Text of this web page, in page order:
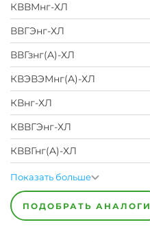
КВВМнг-ХЛ
ВВГЭнг-ХЛ
ВВГзнг(A)-ХЛ
КВЭВЭМнг(A)-ХЛ
КВнг-ХЛ
КВВГЭнг-ХЛ
КВВГнг(A)-ХЛ
Показать больше
ПОДОБРАТЬ АНАЛОГИ